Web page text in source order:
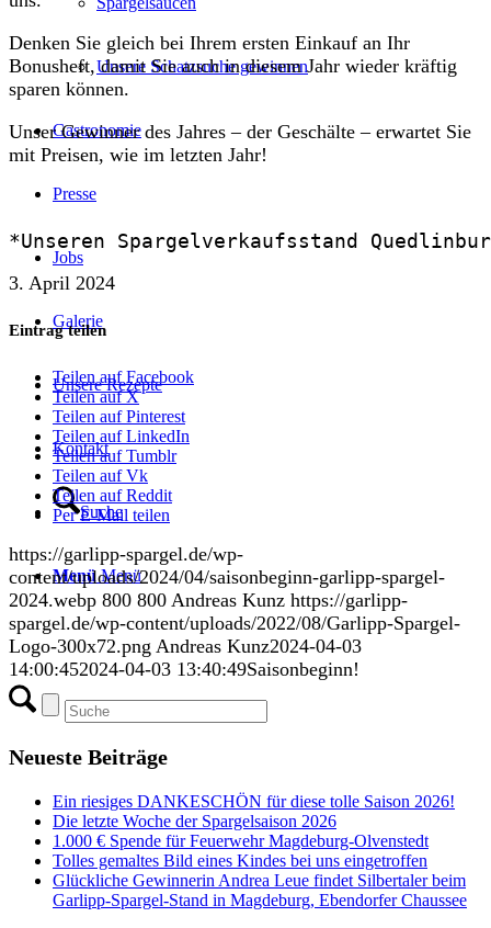
Unsere Schatzsuche gewinnen
Gastronomie
Presse
Jobs
Galerie
Unsere Rezepte
Kontakt
Suche
Menü Menü
Denken Sie gleich bei Ihrem ersten Einkauf an Ihr
Bonusheft, damit Sie auch in diesem Jahr wieder kräftig
sparen können.
Unser Gewinner des Jahres – der Geschälte – erwartet Sie
mit Preisen, wie im letzten Jahr!
*Unseren Spargelverkaufsstand
3. April 2024
Eintrag teilen
Teilen auf Facebook
Teilen auf X
Teilen auf Pinterest
Teilen auf LinkedIn
Teilen auf Tumblr
Teilen auf Vk
Teilen auf Reddit
Per E-Mail teilen
https://garlipp-spargel.de/wp-
content/uploads/2024/04/saisonbeginn-garlipp-spargel-
2024.webp 800 800 Andreas Kunz https://garlipp-
spargel.de/wp-content/uploads/2022/08/Garlipp-Spargel-
Logo-300x72.png Andreas Kunz2024-04-03
14:00:452024-04-03 13:40:49Saisonbeginn!
Neueste Beiträge
Ein riesiges DANKESCHÖN für diese tolle Saison 2026!
Die letzte Woche der Spargelsaison 2026
1.000 € Spende für Feuerwehr Magdeburg-Olvenstedt
Tolles gemaltes Bild eines Kindes bei uns eingetroffen
Glückliche Gewinnerin Andrea Leue findet Silbertaler beim
Garlipp-Spargel-Stand in Magdeburg, Ebendorfer Chaussee